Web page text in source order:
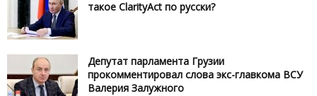
такое ClarityAct по русски?
Депутат парламента Грузии
прокомментировал слова экс-главкома ВСУ
Валерия Залужного